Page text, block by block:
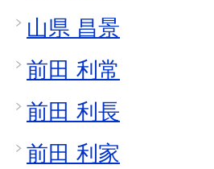
山県 昌景
前田 利常
前田 利長
前田 利家